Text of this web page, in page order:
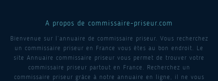
A propos de commissaire-priseur.com
Bienvenue sur l’annuaire de commissaire priseur. Vous recherchez
un commissaire priseur en France vous êtes au bon endroit. Le
site Annuaire commissaire priseur vous permet de trouver votre
commissaire priseur partout en France. Recherchez un
commissaire priseur grâce à notre annuaire en ligne, il ne vous